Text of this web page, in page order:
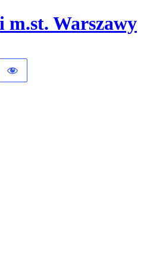
m.st. Warszawy